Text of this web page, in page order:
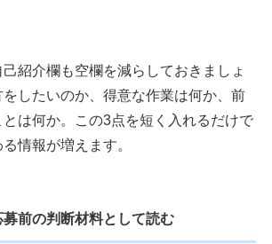
紹介欄も空欄を減らしておきましょ
をしたいのか、得意な作業は何か、前
は何か。この3点を短く入れるだけで
情報が増えます。
前の判断材料として読む